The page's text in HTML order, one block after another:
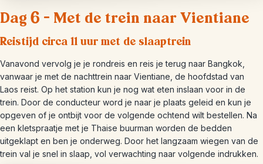
Dag 6 – Met de trein naar Vientiane
Reistijd circa 11 uur met de slaaptrein
Vanavond vervolg je je rondreis en reis je terug naar Bangkok,
vanwaar je met de nachttrein naar Vientiane, de hoofdstad van
Laos reist. Op het station kun je nog wat eten inslaan voor in de
trein. Door de conducteur word je naar je plaats geleid en kun je
opgeven of je ontbijt voor de volgende ochtend wilt bestellen. Na
een kletspraatje met je Thaise buurman worden de bedden
uitgeklapt en ben je onderweg. Door het langzaam wiegen van de
trein val je snel in slaap, vol verwachting naar volgende indrukken.